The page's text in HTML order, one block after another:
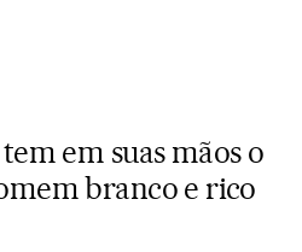
em suas mãos o
branco e rico